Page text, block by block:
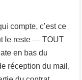
compte, c’est ce
le reste — TOUT
en bas du
réception du mail,